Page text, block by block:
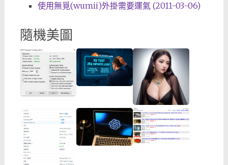
使用無覓(wumii)外掛需要運氣 (2011-03-06)
隨機美圖